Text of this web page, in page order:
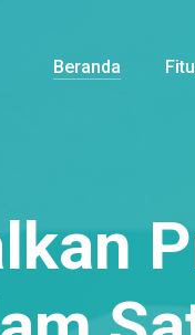
Beranda